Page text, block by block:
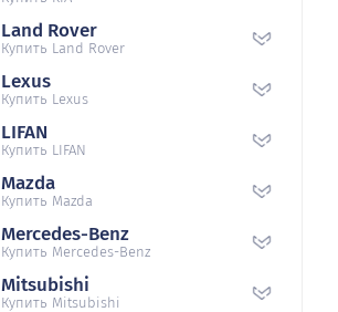
Land Rover
Купить Land Rover
Lexus
Купить Lexus
LIFAN
Купить LIFAN
Mazda
Купить Mazda
Mercedes-Benz
Купить Mercedes-Benz
Mitsubishi
Купить Mitsubishi